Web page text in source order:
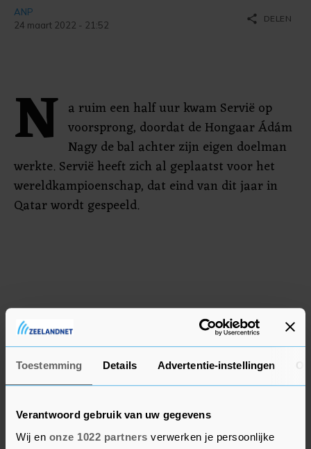
Toestemming Details Advertentie-instellingen
Verantwoord gebruik van uw gegevens
Wij en onze 1022 partners verwerken je persoonlijke
ANP
24 maart 2022 - 21:52
share DELEN
N a ruim een half uur kwam Servië op
voorsprong, doordat de Hongaar Ádám
Nagy de bal achter zijn eigen doelman
werkte. Servië heeft zich al geplaatst voor het
wereldkampioenschap, dat eind van dit jaar in
Qatar wordt gespeeld.